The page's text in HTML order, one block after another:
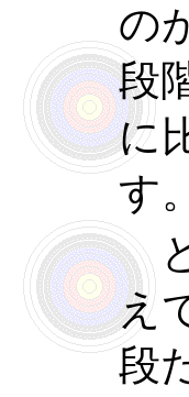
の
段
に
す。
え
段